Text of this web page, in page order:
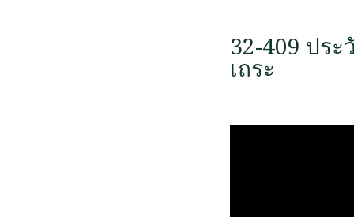
32-409 ปร
เถระ